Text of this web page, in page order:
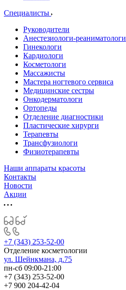
Специалисты
Руководители
Анестезиологи-реаниматологи
Гинекологи
Кардиологи
Косметологи
Массажисты
Мастера ногтевого сервиса
Медицинские сестры
Онкодерматологи
Ортопеды
Отделение диагностики
Пластические хирурги
Терапевты
Трансфузиологи
Физиотерапевты
Наши аппараты красоты
Контакты
Новости
Акции
+7 (343) 253-52-00
Отделение косметологии
ул. Шейнкмана, д.75
пн-сб 09:00-21:00
+7 (343) 253-52-00
+7 900 204-42-04